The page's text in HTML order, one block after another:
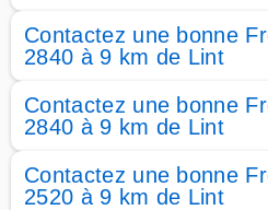
Contactez une bonne
2840 à 9 km de Lint
Contactez une bonne
2840 à 9 km de Lint
Contactez une bonne
2520 à 9 km de Lint